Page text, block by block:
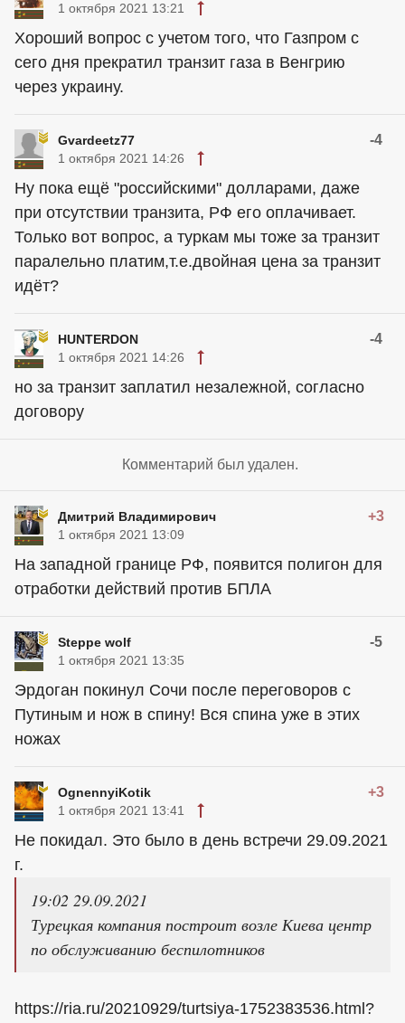
1 октября 2021 13:21
Хороший вопрос с учетом того, что Газпром с
сего дня прекратил транзит газа в Венгрию
через украину.
Gvardeetz77 -4
1 октября 2021 14:26
Ну пока ещё "российскими" долларами, даже
при отсутствии транзита, РФ его оплачивает.
Только вот вопрос, а туркам мы тоже за транзит
паралельно платим,т.е.двойная цена за транзит
идёт?
HUNTERDON -4
1 октября 2021 14:26
но за транзит заплатил незалежной, согласно
договору
Комментарий был удален.
Дмитрий Владимирович +3
1 октября 2021 13:09
На западной границе РФ, появится полигон для
отработки действий против БПЛА
Steppe wolf -5
1 октября 2021 13:35
Эрдоган покинул Сочи после переговоров с
Путиным и нож в спину! Вся спина уже в этих
ножах
OgnennyiKotik +3
1 октября 2021 13:41
Не покидал. Это было в день встречи 29.09.2021
г.
19:02 29.09.2021
Турецкая компания построит возле Киева центр
по обслуживанию беспилотников
https://ria.ru/20210929/turtsiya-1752383536.html?